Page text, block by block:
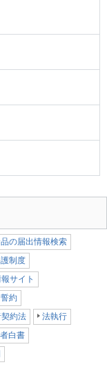
の届出情報検索
制度
サイト
約
約法
法執行
白書